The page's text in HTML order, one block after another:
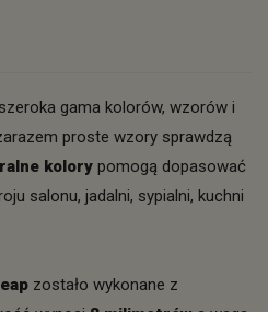
gama kolorów, wzorów i
proste wzory sprawdzą
kolory pomogą dopasować
salonu, jadalni, sypialni, kuchni
zostało wykonane z